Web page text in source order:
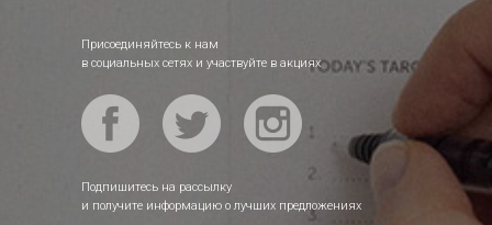
Присоединяйтесь к нам
в социальных сетях и участвуйте в акциях
Подпишитесь на рассылку
и получите информацию о лучших предложениях